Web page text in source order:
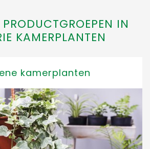
PRODUCTGROEPEN IN
KAMERPLANTEN
kamerplanten